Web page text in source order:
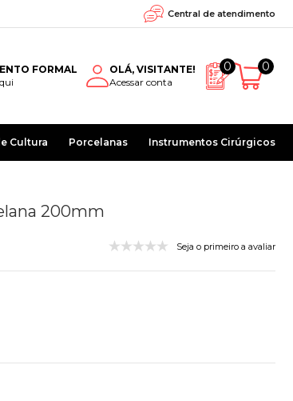
Central de atendimento
FORMAL
OLÁ, VISITANTE!
Acessar conta
0 0
Cultura Porcelanas Instrumentos Cirúrgicos
200mm
Seja o primeiro a avaliar